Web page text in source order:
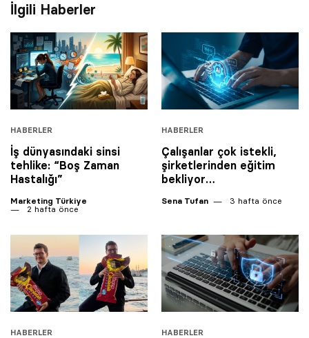
İlgili Haberler
HABERLER
İş dünyasındaki sinsi
tehlike: “Boş Zaman
Hastalığı”
Marketing Türkiye
2 hafta önce
HABERLER
Çalışanlar çok istekli,
şirketlerinden eğitim
bekliyor…
Sena Tufan 3 hafta önce
HABERLER HABERLER